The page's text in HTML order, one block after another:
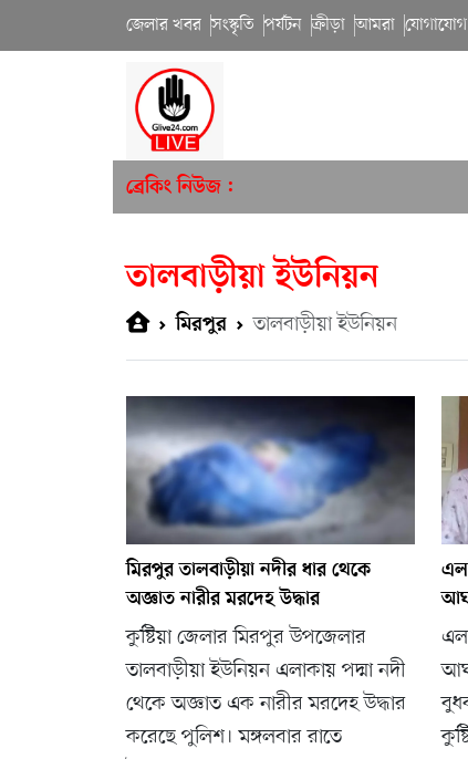
জেলার খবর সংস্কৃতি পর্যটন ক্রীড়া আমরা যোগাযোগ
ব্রেকিং নিউজ :
তালবাড়ীয়া ইউনিয়ন
মিরপুর তালবাড়ীয়া ইউনিয়ন
মিরপুর তালবাড়ীয়া নদীর ধার থেকে
অজ্ঞাত নারীর মরদেহ উদ্ধার
কুষ্টিয়া জেলার মিরপুর উপজেলার
তালবাড়ীয়া ইউনিয়ন এলাকায় পদ্মা নদী
থেকে অজ্ঞাত এক নারীর মরদেহ উদ্ধার
করেছে পুলিশ। মঙ্গলবার রাতে